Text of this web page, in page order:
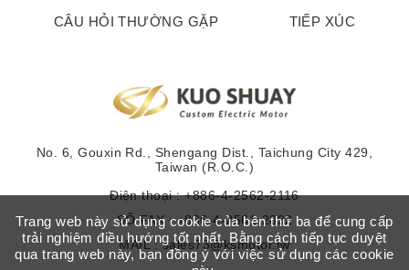
Trang web này sử dụng cookie của bên thứ ba để cung cấp
trải nghiệm điều hướng tốt nhất. Bằng cách tiếp tục duyệt
qua trang web này, bạn đồng ý với việc sử dụng các cookie
CÂU HỎI THƯỜNG GẶP TIẾP XÚC
No. 6, Gouxin Rd., Shengang Dist., Taichung City 429,
Taiwan (R.O.C.)
Điện thoại :+886-4-2562-2116
SỐ FAX : +886-4-2561-2892
MAIL :sales73@ksmotor.tw